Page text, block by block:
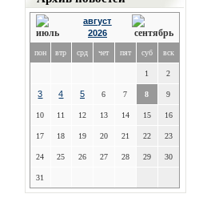
август
2026
пон втр срд чет пят суб вск
1 2
3 4 5 6 7 8 9
10 11 12 13 14 15 16
17 18 19 20 21 22 23
24 25 26 27 28 29 30
31